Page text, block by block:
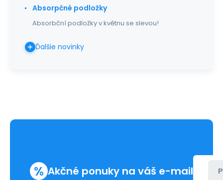
Absorpčné podložky
Absorbční podložky v květnu se slevou!
Ďalšie novinky
% Akčné ponuky na váš e-mail